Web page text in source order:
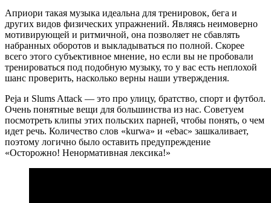
Априори такая музыка идеальна для тренировок, бега и
других видов физических упражнений. Являясь неимоверно
мотивирующей и ритмичной, она позволяет не сбавлять
набранных оборотов и выкладываться по полной. Скорее
всего этого субъективное мнение, но если вы не пробовали
тренироваться под подобную музыку, то у вас есть неплохой
шанс проверить, насколько верны наши утверждения.
Peja и Slums Attack — это про улицу, братство, спорт и футбол.
Очень понятные вещи для большинства из нас. Советуем
посмотреть клипы этих польских парней, чтобы понять, о чем
идет речь. Количество слов «kurwa» и «ebac» зашкаливает,
поэтому логично было оставить предупреждение
«Осторожно! Ненормативная лексика!»